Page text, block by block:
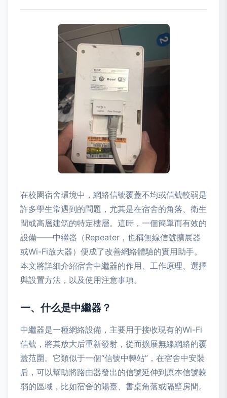
在校園宿舍環境中，網絡信號覆蓋不均或信號較弱是
許多學生常遇到的問題，尤其是在宿舍的角落、衛生
間或高層建筑的特定樓層。這時，一個簡單而有效的
設備——中繼器（Repeater，也稱無線信號擴展器
或Wi-Fi放大器）便成了改善網絡體驗的實用助手。
本文將詳細介紹宿舍中繼器的作用、工作原理、選擇
與設置方法，以及使用注意事項。
一、什么是中繼器？
中繼器是一種網絡設備，主要用于接收現有的Wi-Fi
信號，將其放大后重新發射，從而擴展無線網絡的覆
蓋范圍。它類似于一個“信號中轉站”，在宿舍中安裝
后，可以幫助將路由器發出的信號延伸到原本信號較
弱的區域，比如宿舍的陽臺、書桌角落或隔壁房間。